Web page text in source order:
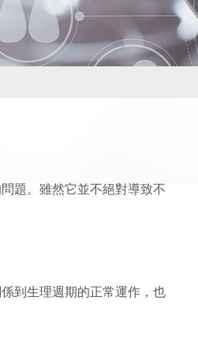
題。雖然它並不絕對導致不
到生理週期的正常運作，也